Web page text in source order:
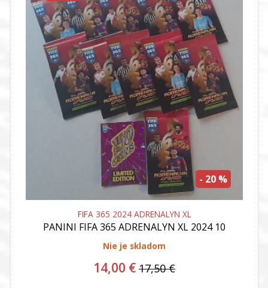
- 20 %
FIFA 365 2024 ADRENALYN XL
PANINI FIFA 365 ADRENALYN XL 2024 10
GRATIS !!!!
Nie je skladom
14,00 € 17,50 €